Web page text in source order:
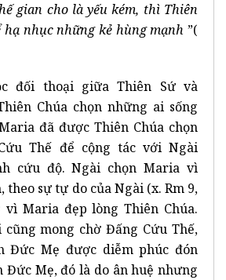
gian cho là yếu kém, thì Thiên
hạ nhục những kẻ hùng mạnh ”(
đối thoại giữa Thiên Sứ và
Chúa chọn những ai sống
đã được Thiên Chúa chọn
Thế để cộng tác với Ngài
cứu độ. Ngài chọn Maria vì
theo sự tự do của Ngài (x. Rm 9,
vì Maria đẹp lòng Thiên Chúa.
mong chờ Đấng Cứu Thế,
Đức Mẹ được diễm phúc đón
Đức Mẹ, đó là do ân huệ nhưng